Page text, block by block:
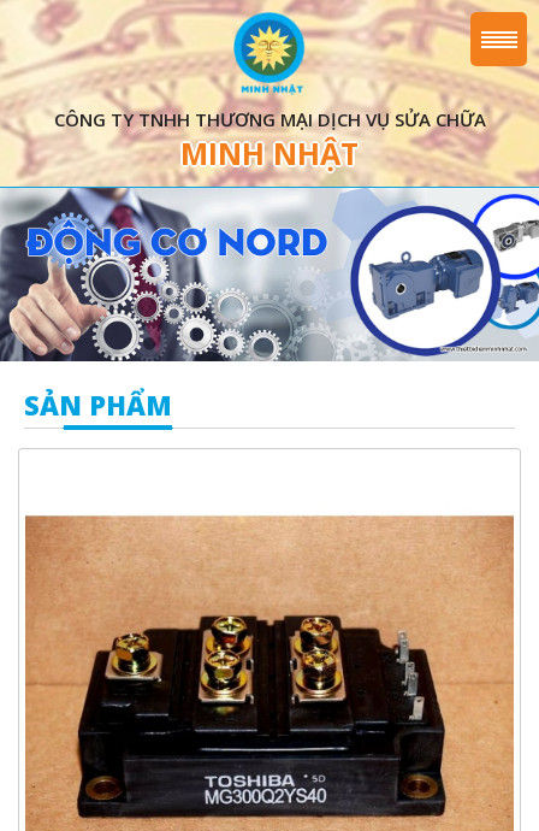
CÔNG TY TNHH THƯƠNG MẠI DỊCH VỤ SỬA CHỮA
MINH NHẬT
SẢN PHẨM